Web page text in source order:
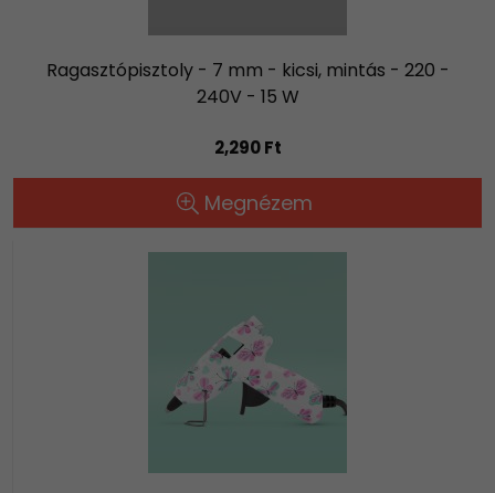
Ragasztópisztoly - 7 mm - kicsi, mintás - 220 -
240V - 15 W
2,290 Ft
Megnézem